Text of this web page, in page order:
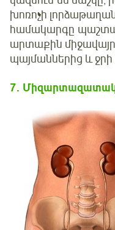
խոռոչի
համակարգը
արտաքին
պայմաններից և ջրի
7.